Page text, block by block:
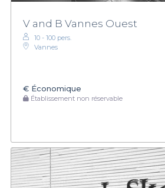
V and B Vannes Ouest
10 - 100 pers.
Vannes
€ Économique
Établissement non réservable